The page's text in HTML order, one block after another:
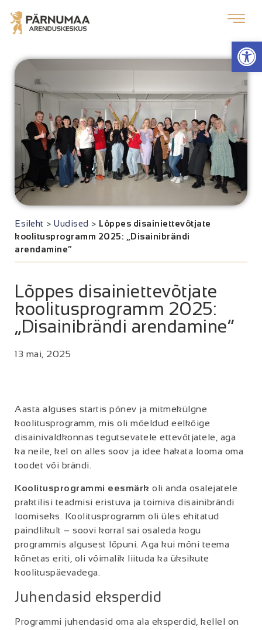
Esileht > Uudised > Lõppes disainiettevõtjate
koolitusprogramm 2025: „Disainibrändi
arendamine“
Lõppes disainiettevõtjate
koolitusprogramm 2025:
„Disainibrändi arendamine“
13 mai, 2025
Aasta alguses startis põnev ja mitmekülgne
koolitusprogramm, mis oli mõeldud eelkõige
disainivaldkonnas tegutsevatele ettevõtjatele, aga
ka neile, kel on alles soov ja idee hakata looma oma
toodet või brändi.
Koolitusprogrammi eesmärk oli anda osalejatele
praktilisi teadmisi eristuva ja toimiva disainibrändi
loomiseks. Koolitusprogramm oli üles ehitatud
paindlikult – soovi korral sai osaleda kogu
programmis algusest lõpuni. Aga kui mõni teema
kõnetas eriti, oli võimalik liituda ka üksikute
koolituspäevadega.
Juhendasid eksperdid
Programmi juhendasid oma ala eksperdid, kellel on